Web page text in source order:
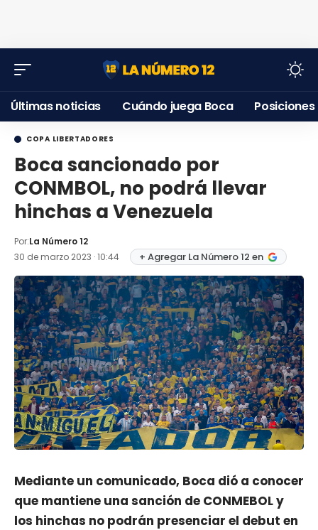
Últimas noticias Cuándo juega Boca Posiciones
COPA LIBERTADORES
Boca sancionado por
CONMBOL, no podrá llevar
hinchas a Venezuela
Por:La Número 12
30 de marzo 2023 · 10:44
+ Agregar La Número 12 en
Mediante un comunicado, Boca dió a conocer
que mantiene una sanción de CONMEBOL y
los hinchas no podrán presenciar el debut en